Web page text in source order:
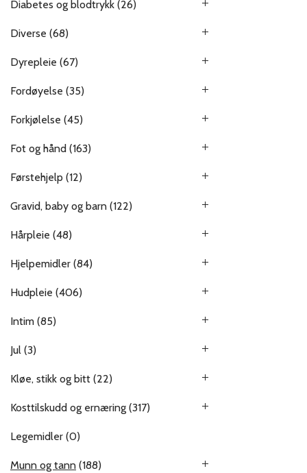
Diabetes og blodtrykk (26)
Diverse (68)
Dyrepleie (67)
Fordøyelse (35)
Forkjølelse (45)
Fot og hånd (163)
Førstehjelp (12)
Gravid, baby og barn (122)
Hårpleie (48)
Hjelpemidler (84)
Hudpleie (406)
Intim (85)
Jul (3)
Kløe, stikk og bitt (22)
Kosttilskudd og ernæring (317)
Legemidler (0)
Munn og tann (188)